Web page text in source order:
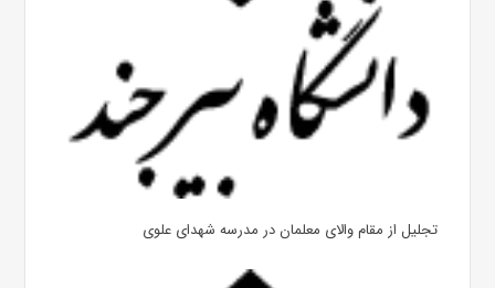
تجلیل از مقام والای معلمان در مدرسه شهدای علوی